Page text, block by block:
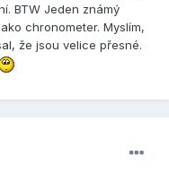
BTW Jeden známý
chronometer. Myslím,
že jsou velice přesné.